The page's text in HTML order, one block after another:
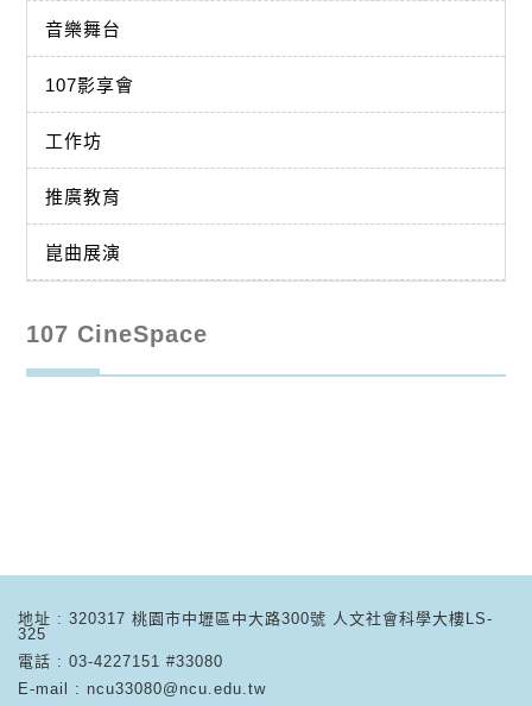
音樂舞台
107影享會
工作坊
推廣教育
崑曲展演
107 CineSpace
地址 : 320317 桃園市中壢區中大路300號 人文社會科學大樓LS-
325
電話 : 03-4227151 #33080
E-mail : ncu33080@ncu.edu.tw